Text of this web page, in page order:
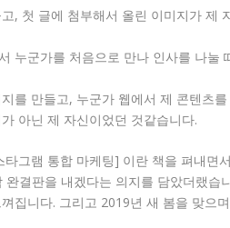
, 첫 글에 첨부해서 올린 이미지가 제
누군가를 처음으로 만나 인사를 나눌
를 만들고, 누군가 웹에서 제 콘텐츠
아닌 제 자신이었던 것같습니다.
그램 통합 마케팅] 이란 책을 펴내면
완결판을 내겠다는 의지를 담았더랬
집니다. 그리고 2019년 새 봄을 맞으